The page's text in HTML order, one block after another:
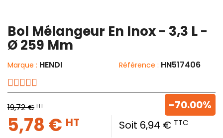
Bol Mélangeur En Inox - 3,3 L -
Ø 259 Mm
Marque : HENDI Référence : HN517406
19,72 € HT
5,78 € HT Soit 6,94 € TTC
-70.00%